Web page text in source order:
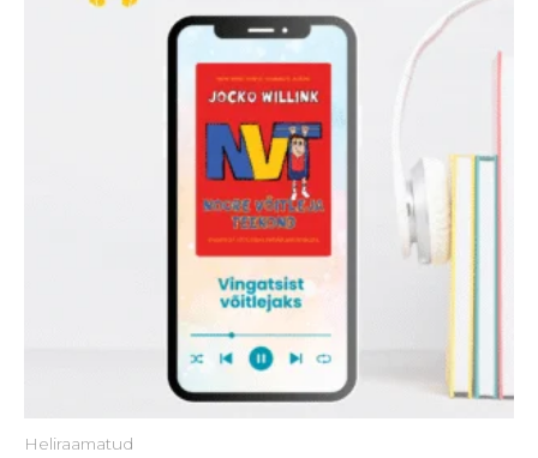
Heliraamatud